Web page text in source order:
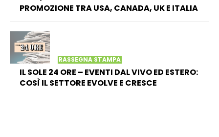
PROMOZIONE TRA USA, CANADA, UK E ITALIA
RASSEGNA STAMPA
IL SOLE 24 ORE – EVENTI DAL VIVO ED ESTERO:
COSÌ IL SETTORE EVOLVE E CRESCE